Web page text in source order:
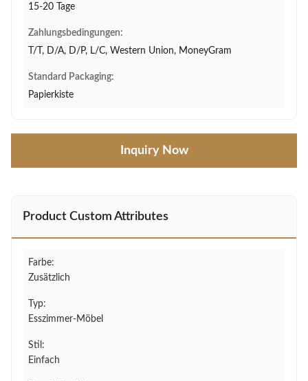
15-20 Tage
Zahlungsbedingungen:
T/T, D/A, D/P, L/C, Western Union, MoneyGram
Standard Packaging:
Papierkiste
Inquiry Now
Product Custom Attributes
Farbe:
Zusätzlich
Typ:
Esszimmer-Möbel
Stil:
Einfach